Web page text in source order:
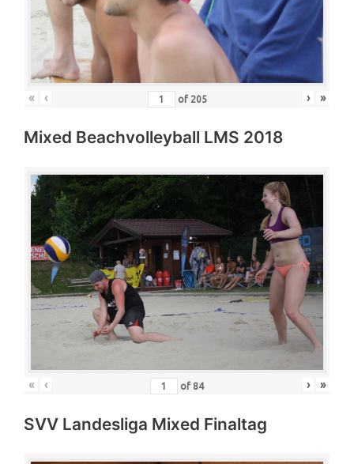
« ‹ of 205 › »
Mixed Beachvolleyball LMS 2018
« ‹ of 84 › »
SVV Landesliga Mixed Finaltag